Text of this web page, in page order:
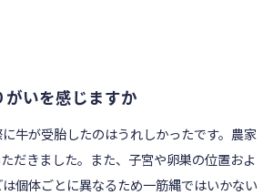
いを感じますか
牛が受胎したのはうれしかったです。農家
だきました。また、子宮や卵巣の位置およ
個体ごとに異なるため一筋縄ではいかない